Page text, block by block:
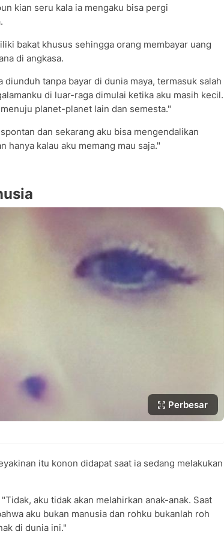
kian seru kala ia mengaku bisa pergi
bakat khusus sehingga orang membayar uang
di angkasa.
tanpa bayar di dunia maya, termasuk salah
di luar-raga dimulai ketika aku masih kecil.
planet-planet lain dan semesta."
dan sekarang aku bisa mengendalikan
hanya kalau aku memang mau saja."
Perbesar
itu konon didapat saat ia sedang melakukan
aku tidak akan melahirkan anak-anak. Saat
aku bukan manusia dan rohku bukanlah roh
di dunia ini."